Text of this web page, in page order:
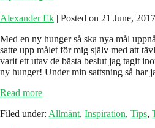
start
dagen
Alexander Ek | Posted on 21 June, 2017
Med en ny hunger så ska nya mål
satte upp målet för mig själv med att
varit ett utav de bästa beslut jag tagit
ny hunger! Under min sattsning så har
Read moreNy
Filed under: Allmänt, Inspiration, Tips,